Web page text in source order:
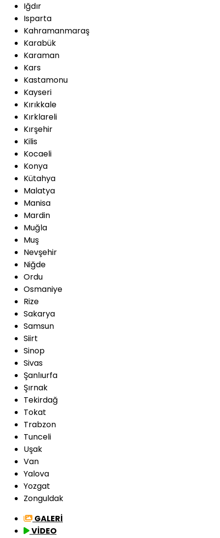
Iğdır
Isparta
Kahramanmaraş
Karabük
Karaman
Kars
Kastamonu
Kayseri
Kırıkkale
Kırklareli
Kırşehir
Kilis
Kocaeli
Konya
Kütahya
Malatya
Manisa
Mardin
Muğla
Muş
Nevşehir
Niğde
Ordu
Osmaniye
Rize
Sakarya
Samsun
Siirt
Sinop
Sivas
Şanlıurfa
Şırnak
Tekirdağ
Tokat
Trabzon
Tunceli
Uşak
Van
Yalova
Yozgat
Zonguldak
GALERİ
VİDEO